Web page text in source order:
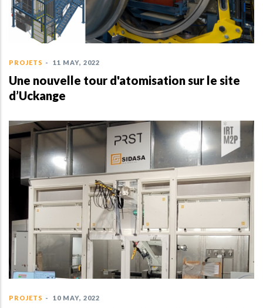
PROJETS - 11 MAY, 2022
Une nouvelle tour d'atomisation sur le site
d’Uckange
PROJETS - 10 MAY, 2022